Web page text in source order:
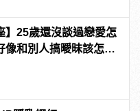
】25歲還沒談過戀愛怎
像和別人搞曖昧該怎麼